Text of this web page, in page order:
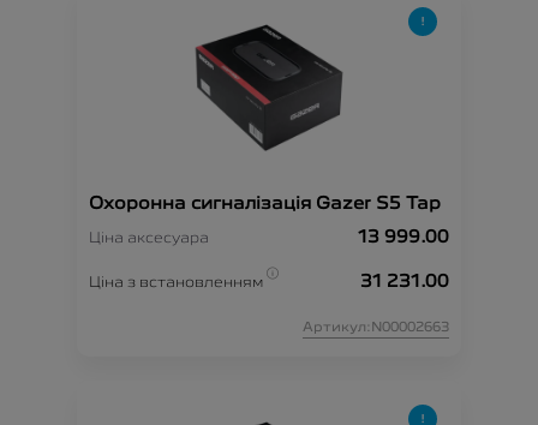
Охоронна сигналізація Gazer S5 Tap
Ціна аксесуара 13 999.00
Ціна з встановленням 31 231.00
Артикул:N00002663